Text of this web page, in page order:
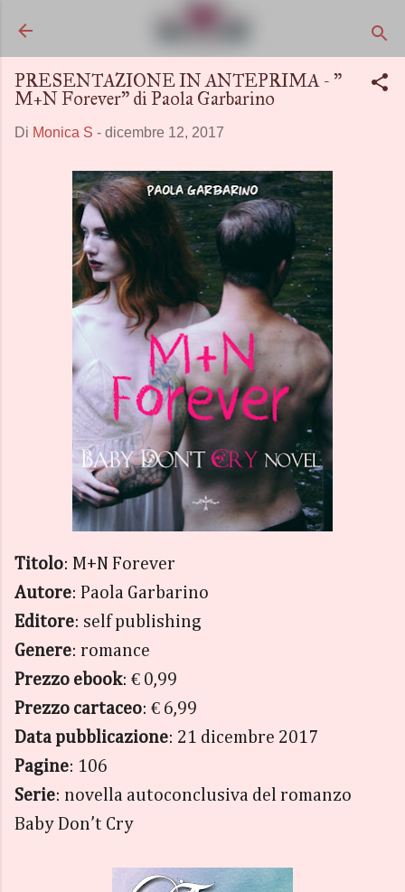
PRESENTAZIONE IN ANTEPRIMA - "
M+N Forever" di Paola Garbarino
Di Monica S - dicembre 12, 2017
Titolo: M+N Forever
Autore: Paola Garbarino
Editore: self publishing
Genere: romance
Prezzo ebook: € 0,99
Prezzo cartaceo: € 6,99
Data pubblicazione: 21 dicembre 2017
Pagine: 106
Serie: novella autoconclusiva del romanzo
Baby Don’t Cry